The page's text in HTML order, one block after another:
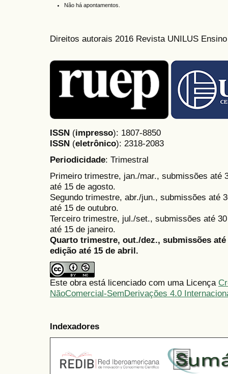
Não há apontamentos.
Direitos autorais 2016 Revista UNILUS
ISSN (impresso): 1807-8850
ISSN (eletrônico): 2318-2083
Periodicidade: Trimestral
Primeiro trimestre, jan./mar., submissões até
até 15 de agosto.
Segundo trimestre, abr./jun., submissões até
até 15 de outubro.
Terceiro trimestre, jul./set., submissões até
até 15 de janeiro.
Quarto trimestre, out./dez., submissões
edição até 15 de abril.
Este obra está licenciado com uma Licença
NãoComercial-SemDerivações 4.0
Indexadores